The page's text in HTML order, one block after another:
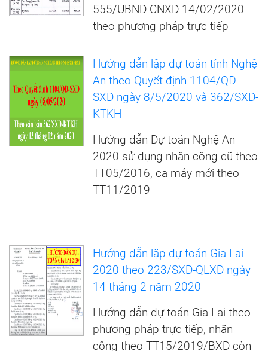
555/UBND-CNXD 14/02/2020
theo phương pháp trực tiếp
Hướng dẫn lập dự toán tỉnh Nghệ
An theo Quyết định 1104/QĐ-
SXD ngày 8/5/2020 và 362/SXD-
KTKH
Hướng dẫn Dự toán Nghệ An
2020 sử dụng nhân công cũ theo
TT05/2016, ca máy mới theo
TT11/2019
Hướng dẫn lập dự toán Gia Lai
2020 theo 223/SXD-QLXD ngày
14 tháng 2 năm 2020
Hướng dẫn dự toán Gia Lai theo
phương pháp trực tiếp, nhân
công theo TT15/2019/BXD còn